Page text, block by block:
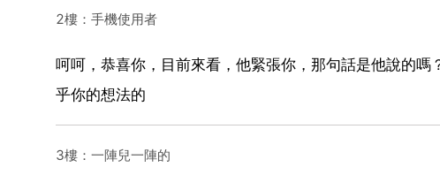
2樓：手機使用者
呵呵，恭喜你，目前來看，他緊張你，那句話是他說的
乎你的想法的
3樓：一陣兒一陣的